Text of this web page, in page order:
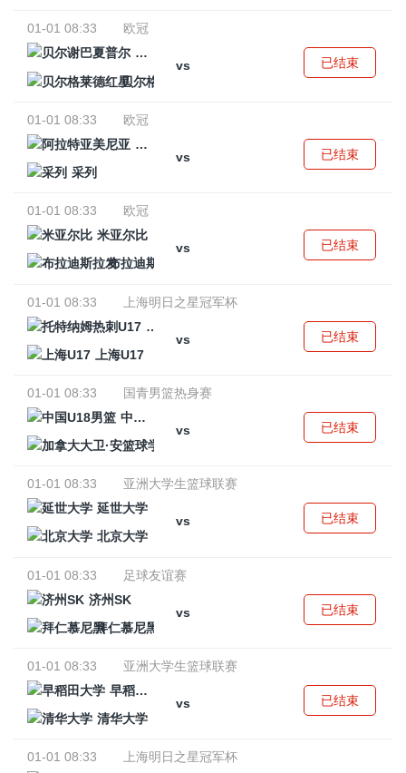
01-01 08:33
欧冠
贝尔谢巴夏普尔
vs
贝尔格莱德红星
已结束
01-01 08:33
欧冠
阿拉特亚美尼亚
vs
采列
已结束
01-01 08:33
欧冠
米亚尔比
vs
布拉迪斯拉发
已结束
01-01 08:33
上海明日之星冠军杯
托特纳姆热刺U17
vs
上海U17
已结束
01-01 08:33
国青男篮热身赛
中国U18男篮
vs
已结束
01-01 08:33
亚洲大学生篮球联赛
延世大学
vs
北京大学
已结束
01-01 08:33
足球友谊赛
济州SK
vs
拜仁慕尼黑
已结束
01-01 08:33
亚洲大学生篮球联赛
早稻田大学
vs
清华大学
已结束
01-01 08:33
上海明日之星冠军杯